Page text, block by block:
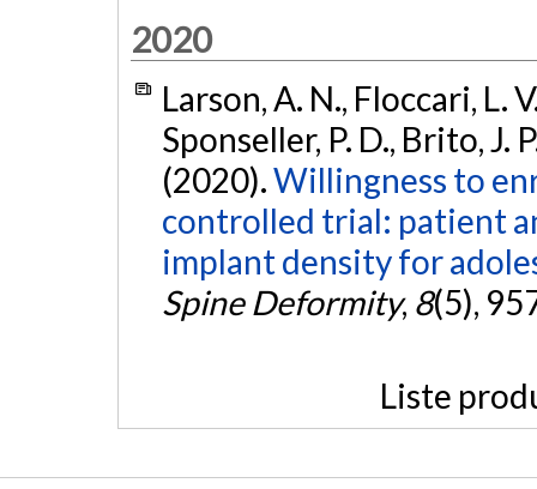
2020
Larson, A. N., Floccari, L.
Sponseller, P. D., Brito, J.
(2020).Willingness to
controlled trial: patient
implant density for
Spine Deformity, 8(5),
Liste